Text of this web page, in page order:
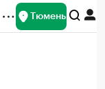
Тюмень